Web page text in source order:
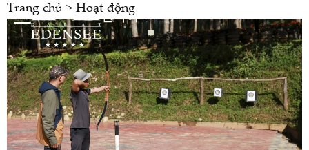
한국어
Trang chủ > Hoạt động